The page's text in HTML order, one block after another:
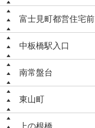
富士見町都営住宅前
中板橋駅入口
南常盤台
東山町